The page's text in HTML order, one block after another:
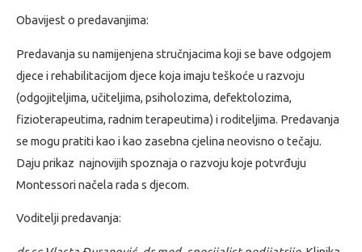
Obavijest o predavanjima:
Predavanja su namijenjena stručnjacima koji se bave odgojem
djece i rehabilitacijom djece koja imaju teškoće u razvoju
(odgojiteljima, učiteljima, psiholozima, defektolozima,
fizioterapeutima, radnim terapeutima) i roditeljima. Predavanja
se mogu pratiti kao i kao zasebna cjelina neovisno o tečaju.
Daju prikaz najnovijih spoznaja o razvoju koje potvrđuju
Montessori načela rada s djecom.
Voditelji predavanja: